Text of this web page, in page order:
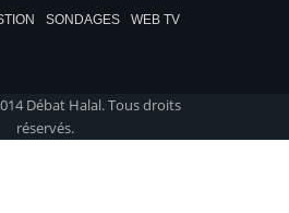
SONDAGES WEB TV
Débat Halal. Tous droits
réservés.